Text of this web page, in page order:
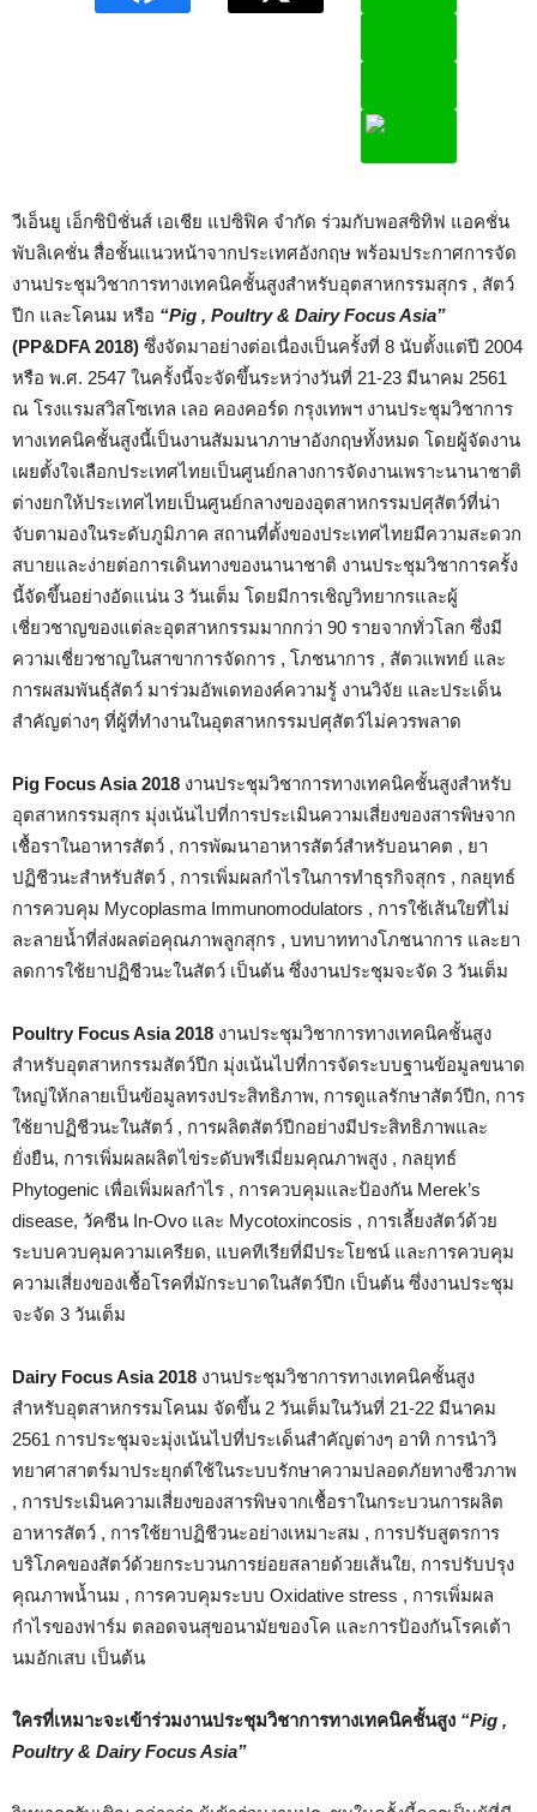
วีเอ็นยู เอ็กซิบิชั่นส์ เอเชีย แปซิฟิค จำกัด ร่วมกับพอสซิทิฟ แอคชั่น
พับลิเคชั่น สื่อชั้นแนวหน้าจากประเทศอังกฤษ พร้อมประกาศการจัด
งานประชุมวิชาการทางเทคนิคชั้นสูงสำหรับอุตสาหกรรมสุกร , สัตว์
ปีก และโคนม หรือ “Pig , Poultry & Dairy Focus Asia”
(PP&DFA 2018) ซึ่งจัดมาอย่างต่อเนื่องเป็นครั้งที่ 8 นับตั้งแต่ปี 2004
หรือ พ.ศ. 2547 ในครั้งนี้จะจัดขึ้นระหว่างวันที่ 21-23 มีนาคม 2561
ณ โรงแรมสวิสโซเทล เลอ คองคอร์ด กรุงเทพฯ งานประชุมวิชาการ
ทางเทคนิคชั้นสูงนี้เป็นงานสัมมนาภาษาอังกฤษทั้งหมด โดยผู้จัดงาน
เผยตั้งใจเลือกประเทศไทยเป็นศูนย์กลางการจัดงานเพราะนานาชาติ
ต่างยกให้ประเทศไทยเป็นศูนย์กลางของอุตสาหกรรมปศุสัตว์ที่น่า
จับตามองในระดับภูมิภาค สถานที่ตั้งของประเทศไทยมีความสะดวก
สบายและง่ายต่อการเดินทางของนานาชาติ งานประชุมวิชาการครั้ง
นี้จัดขึ้นอย่างอัดแน่น 3 วันเต็ม โดยมีการเชิญวิทยากรและผู้
เชี่ยวชาญของแต่ละอุตสาหกรรมมากกว่า 90 รายจากทั่วโลก ซึ่งมี
ความเชี่ยวชาญในสาขาการจัดการ , โภชนาการ , สัตวแพทย์ และ
การผสมพันธุ์สัตว์ มาร่วมอัพเดทองค์ความรู้ งานวิจัย และประเด็น
สำคัญต่างๆ ที่ผู้ที่ทำงานในอุตสาหกรรมปศุสัตว์ไม่ควรพลาด
Pig Focus Asia 2018 งานประชุมวิชาการทางเทคนิคชั้นสูงสำหรับ
อุตสาหกรรมสุกร มุ่งเน้นไปที่การประเมินความเสี่ยงของสารพิษจาก
เชื้อราในอาหารสัตว์ , การพัฒนาอาหารสัตว์สำหรับอนาคต , ยา
ปฏิชีวนะสำหรับสัตว์ , การเพิ่มผลกำไรในการทำธุรกิจสุกร , กลยุทธ์
การควบคุม Mycoplasma Immunomodulators , การใช้เส้นใยที่ไม่
ละลายน้ำที่ส่งผลต่อคุณภาพลูกสุกร , บทบาททางโภชนาการ และยา
ลดการใช้ยาปฏิชีวนะในสัตว์ เป็นต้น ซึ่งงานประชุมจะจัด 3 วันเต็ม
Poultry Focus Asia 2018 งานประชุมวิชาการทางเทคนิคชั้นสูง
สำหรับอุตสาหกรรมสัตว์ปีก มุ่งเน้นไปที่การจัดระบบฐานข้อมูลขนาด
ใหญ่ให้กลายเป็นข้อมูลทรงประสิทธิภาพ, การดูแลรักษาสัตว์ปีก, การ
ใช้ยาปฏิชีวนะในสัตว์ , การผลิตสัตว์ปีกอย่างมีประสิทธิภาพและ
ยั่งยืน, การเพิ่มผลผลิตไข่ระดับพรีเมี่ยมคุณภาพสูง , กลยุทธ์
Phytogenic เพื่อเพิ่มผลกำไร , การควบคุมและป้องกัน Merek’s
disease, วัคซีน In-Ovo และ Mycotoxincosis , การเลี้ยงสัตว์ด้วย
ระบบควบคุมความเครียด, แบคทีเรียที่มีประโยชน์ และการควบคุม
ความเสี่ยงของเชื้อโรคที่มักระบาดในสัตว์ปีก เป็นต้น ซึ่งงานประชุม
จะจัด 3 วันเต็ม
Dairy Focus Asia 2018 งานประชุมวิชาการทางเทคนิคชั้นสูง
สำหรับอุตสาหกรรมโคนม จัดขึ้น 2 วันเต็มในวันที่ 21-22 มีนาคม
2561 การประชุมจะมุ่งเน้นไปที่ประเด็นสำคัญต่างๆ อาทิ การนำวิ
ทยาศาสาตร์มาประยุกต์ใช้ในระบบรักษาความปลอดภัยทางชีวภาพ
, การประเมินความเสี่ยงของสารพิษจากเชื้อราในกระบวนการผลิต
อาหารสัตว์ , การใช้ยาปฏิชีวนะอย่างเหมาะสม , การปรับสูตรการ
บริโภคของสัตว์ด้วยกระบวนการย่อยสลายด้วยเส้นใย, การปรับปรุง
คุณภาพน้ำนม , การควบคุมระบบ Oxidative stress , การเพิ่มผล
กำไรของฟาร์ม ตลอดจนสุขอนามัยของโค และการป้องกันโรคเต้า
นมอักเสบ เป็นต้น
ใครที่เหมาะจะเข้าร่วมงานประชุมวิชาการทางเทคนิคชั้นสูง “Pig ,
Poultry & Dairy Focus Asia”